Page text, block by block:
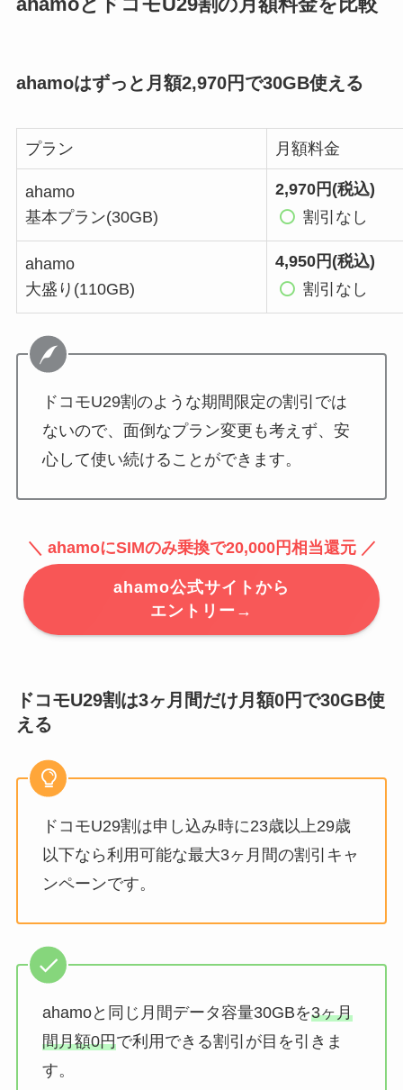
ahamoはずっと月額2,970円で30GB使える
プラン 月額料金
ahamo
基本プラン(30GB)
2,970円(税込)
割引なし
ahamo
大盛り(110GB)
4,950円(税込)
割引なし
ドコモU29割のような期間限定の割引では
ないので、面倒なプラン変更も考えず、安
心して使い続けることができます。
＼ ahamoにSIMのみ乗換で20,000円相当還元 ／
ahamo公式サイトから
エントリー→
ドコモU29割は3ヶ月間だけ月額0円で30GB使
える
ドコモU29割は申し込み時に23歳以上29歳
以下なら利用可能な最大3ヶ月間の割引キャ
ンペーンです。
ahamoと同じ月間データ容量30GBを3ヶ月
間月額0円で利用できる割引が目を引きま
す。